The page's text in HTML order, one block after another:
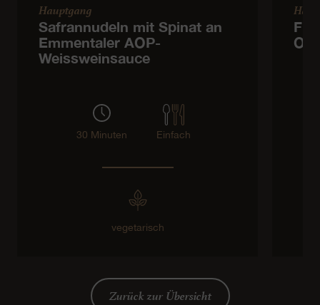
Hauptgang
Safrannudeln mit Spinat an
Emmentaler AOP-
Weissweinsauce
30 Minuten Einfach
vegetarisch
Zurück zur Übersicht